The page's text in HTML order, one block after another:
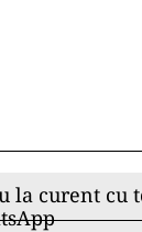
la curent cu